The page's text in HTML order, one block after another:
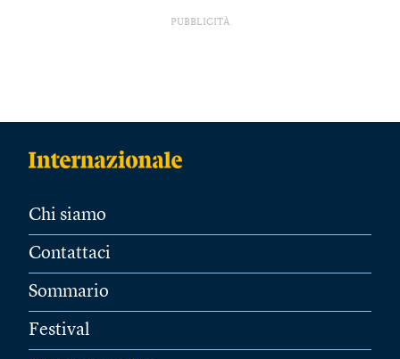
PUBBLICITÀ
Chi siamo
Contattaci
Sommario
Festival